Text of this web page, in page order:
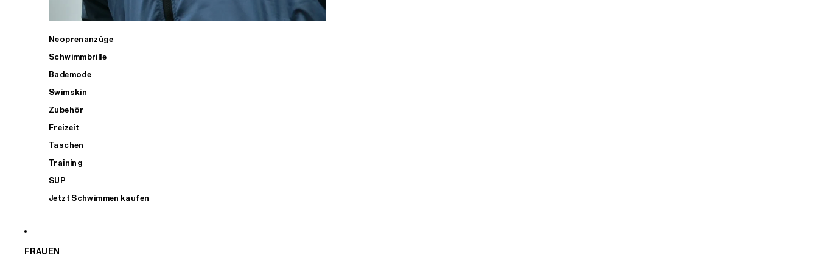
Neoprenanzüge
Schwimmbrille
Bademode
Swimskin
Zubehör
Freizeit
Taschen
Training
SUP
Jetzt Schwimmen kaufen
FRAUEN